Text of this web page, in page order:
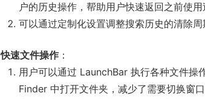
户的历史操作，帮助用户快速返回之前使用
可以通过定制化设置调整搜索历史的清除周
快速文件操作 ：
用户可以通过 LaunchBar 执行各种文件操
Finder 中打开文件夹，减少了需要切换窗口